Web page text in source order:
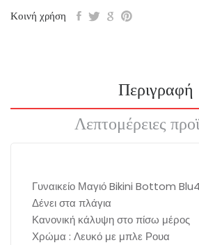
Κοινή χρήση
Περιγραφή
Λεπτομέρειες
Γυναικείο Μαγιό Bikini Bottom
Δένει στα πλάγια
Κανονική κάλυψη στο πίσω μέρος
Χρώμα : Λευκό με μπλε Ρουα